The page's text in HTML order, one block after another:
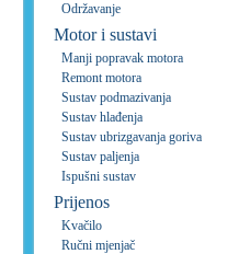
Održavanje
Motor i sustavi
Manji popravak motora
Remont motora
Sustav podmazivanja
Sustav hlađenja
Sustav ubrizgavanja goriva
Sustav paljenja
Ispušni sustav
Prijenos
Kvačilo
Ručni mjenjač